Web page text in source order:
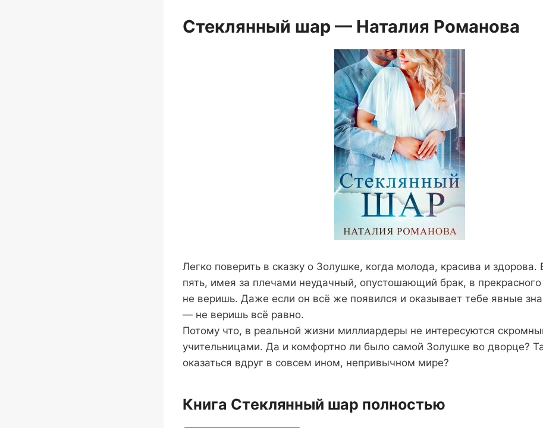
Стеклянный шар — Наталия Романова
Легко поверить в сказку о Золушке, когда молода, красива и здорова.
пять, имея за плечами неудачный, опустошающий брак, в
не веришь. Даже если он всё же появился и оказывает тебе явные
— не веришь всё равно.
Потому что, в реальной жизни миллиардеры не интересуются
учительницами. Да и комфортно ли было самой Золушке во дворце?
оказаться вдруг в совсем ином, непривычном мире?
Книга Стеклянный шар полностью